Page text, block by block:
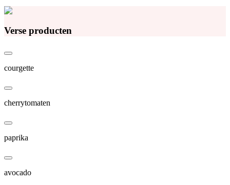
Verse producten
courgette
cherrytomaten
paprika
avocado